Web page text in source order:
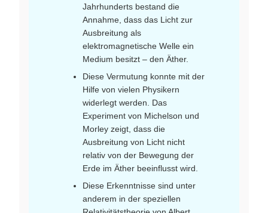
Jahrhunderts bestand die
Annahme, dass das Licht zur
Ausbreitung als
elektromagnetische Welle ein
Medium besitzt – den Äther.
Diese Vermutung konnte mit der
Hilfe von vielen Physikern
widerlegt werden. Das
Experiment von Michelson und
Morley zeigt, dass die
Ausbreitung von Licht nicht
relativ von der Bewegung der
Erde im Äther beeinflusst wird.
Diese Erkenntnisse sind unter
anderem in der speziellen